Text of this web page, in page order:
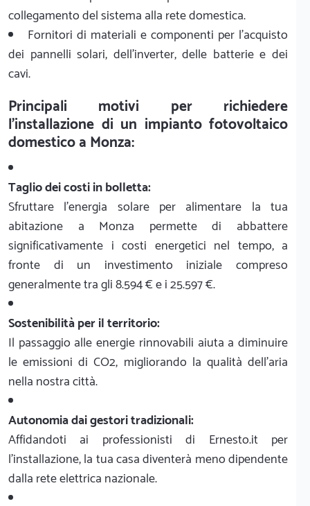
collegamento del sistema alla rete domestica.
Fornitori di materiali e componenti per l'acquisto
dei pannelli solari, dell'inverter, delle batterie e dei
cavi.
Principali motivi per richiedere
l'installazione di un impianto fotovoltaico
domestico a Monza:
Taglio dei costi in bolletta:
Sfruttare l'energia solare per alimentare la tua
abitazione a Monza permette di abbattere
significativamente i costi energetici nel tempo, a
fronte di un investimento iniziale compreso
generalmente tra gli 8.594 € e i 25.597 €.
Sostenibilità per il territorio:
Il passaggio alle energie rinnovabili aiuta a diminuire
le emissioni di CO2, migliorando la qualità dell'aria
nella nostra città.
Autonomia dai gestori tradizionali:
Affidandoti ai professionisti di Ernesto.it per
l'installazione, la tua casa diventerà meno dipendente
dalla rete elettrica nazionale.